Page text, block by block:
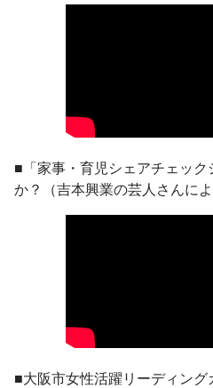
■「家事・育児シェアチェッ
か？（吉本興業の芸人さんによ
■大阪市女性活躍リーディン